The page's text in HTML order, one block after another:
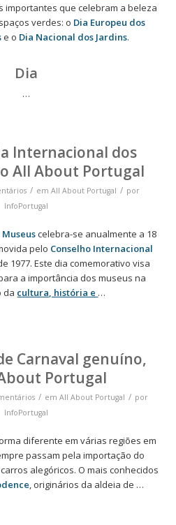
importantes que celebram a beleza
verdes: o Dia Europeu dos
e o Dia Nacional dos Jardins.
Dia
…
Internacional dos
All About Portugal
/ em All About Portugal / por
InfoPortugal
celebra-se anualmente a 18
pelo Conselho Internacional
1977. Este dia comemorativo visa
a importância dos museus na
da cultura, história e …
Carnaval genuíno,
Portugal
/ emAll About Portugal / por
InfoPortugal
diferente em várias regiões em
passam pela importação do
alegóricos. O mais conhecidos
, originários da aldeia de …